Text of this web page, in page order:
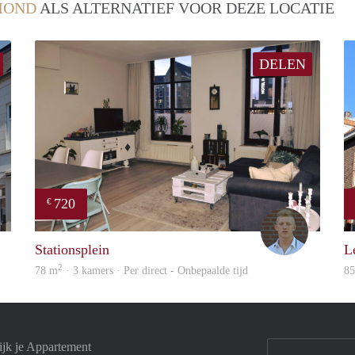
ALS ALTERNATIEF VOOR DEZE LOCATIE
Woonhuis
DELEN
€ 720
Tom
Stationsplein
78 m2 · 3 kamers · Per direct - Onbepaalde tijd
je Appartement